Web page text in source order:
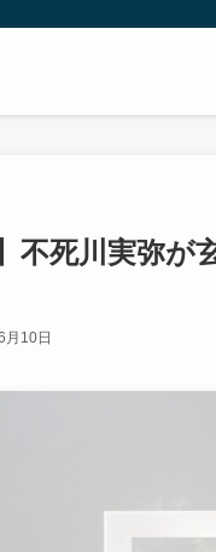
不死川実弥
月10日